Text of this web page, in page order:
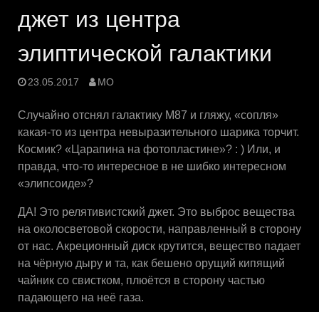
джет из центра
элиптической галактики
23.05.2017 MO
Случайно отснял галактику М87 и гляжу, «сопля»
какая-то из центра невыразительного шарика торчит.
Космик? «Царапина на фотопластине»? : ) Или, и
правда, что-то интересное в не шибко интересном
«элипсоиде»?
ДА! Это релятивистский джет. Это выброс вещества
на околосветовой скорости, направленный в сторону
от нас. Акреционный диск крутится, вещество падает
на чёрную дыру и та, как бешено орущий кипящий
чайник со свистком, плюётся в сторону частью
падающего на неё газа.